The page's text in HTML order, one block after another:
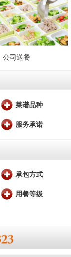
公司送餐
菜谱品种
服务承诺
承包方式
用餐等级